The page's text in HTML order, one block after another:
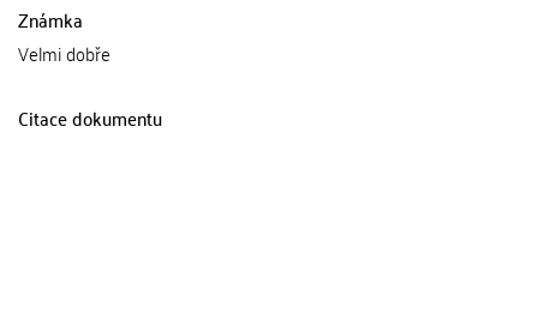
Známka
Velmi dobře
Citace dokumentu